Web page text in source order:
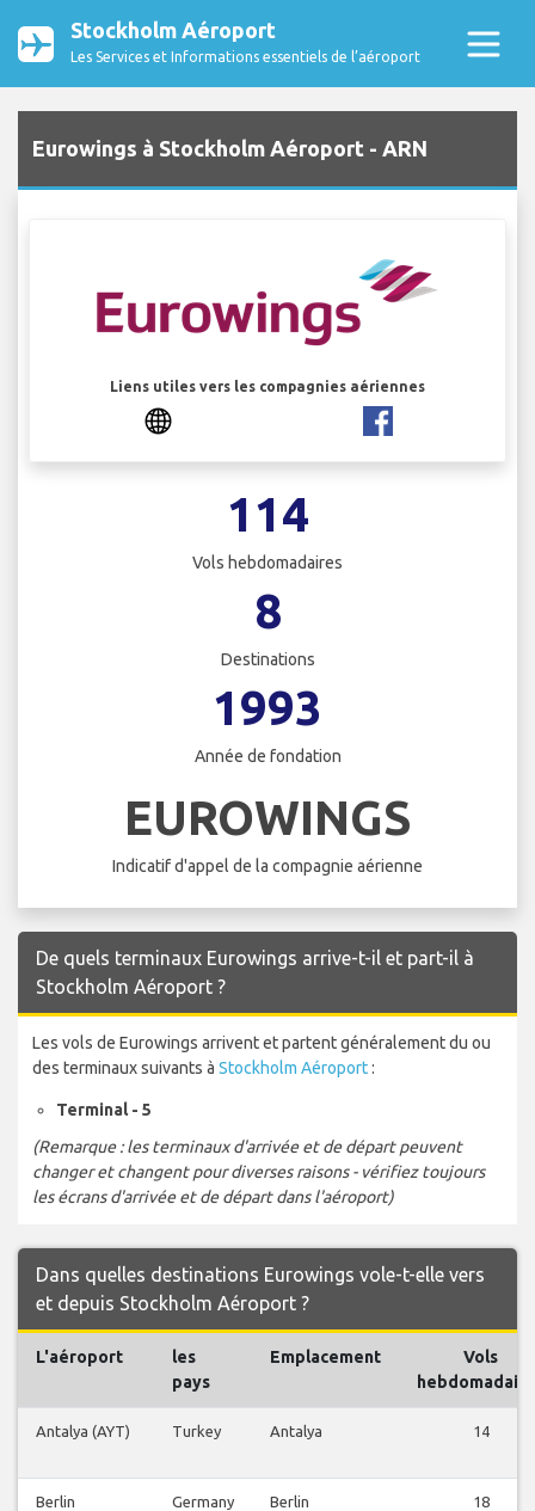
Stockholm Aéroport
Les Services et Informations essentiels de l’aéroport
Eurowings à Stockholm Aéroport - ARN
Liens utiles vers les compagnies aériennes
114
Vols hebdomadaires
8
Destinations
1993
Année de fondation
EUROWINGS
Indicatif d'appel de la compagnie aérienne
De quels terminaux Eurowings arrive-t-il et part-il à
Stockholm Aéroport ?
Les vols de Eurowings arrivent et partent généralement du ou
des terminaux suivants à Stockholm Aéroport:
Terminal - 5
(Remarque : les terminaux d'arrivée et de départ peuvent
changer et changent pour diverses raisons - vérifiez toujours
les écrans d'arrivée et de départ dans l'aéroport)
Dans quelles destinations Eurowings vole-t-elle vers
et depuis Stockholm Aéroport ?
L'aéroport
les
pays
Emplacement
Vols
Antalya (AYT) Turkey Antalya 14
Berlin
Germany
Berlin
18